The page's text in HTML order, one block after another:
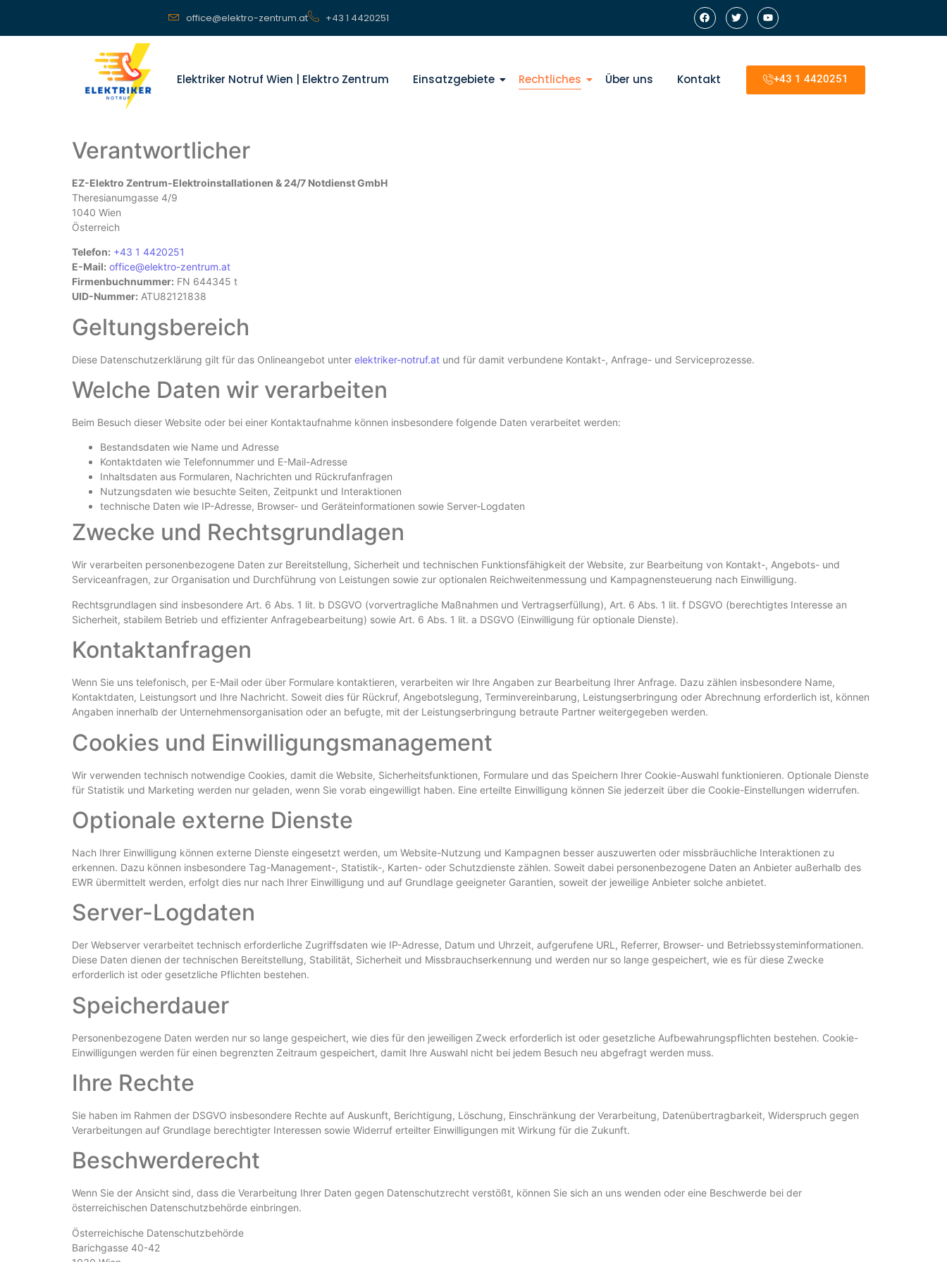
office@elektro-zentrum.at +43 1 4420251
Elektriker Notruf Wien | Elektro Zentrum Einsatzgebiete Rechtliches Über uns Kontakt +43 1 4420251
Verantwortlicher
EZ-Elektro Zentrum-Elektroinstallationen & 24/7 Notdienst GmbH
Theresianumgasse 4/9
1040 Wien
Österreich
Telefon: +43 1 4420251
E-Mail: office@elektro-zentrum.at
Firmenbuchnummer: FN 644345 t
UID-Nummer: ATU82121838
Geltungsbereich
Diese Datenschutzerklärung gilt für das Onlineangebot unter elektriker-notruf.at und für damit verbundene Kontakt-, Anfrage- und Serviceprozesse.
Welche Daten wir verarbeiten
Beim Besuch dieser Website oder bei einer Kontaktaufnahme können insbesondere folgende Daten verarbeitet werden:
Bestandsdaten wie Name und Adresse
Kontaktdaten wie Telefonnummer und E-Mail-Adresse
Inhaltsdaten aus Formularen, Nachrichten und Rückrufanfragen
Nutzungsdaten wie besuchte Seiten, Zeitpunkt und Interaktionen
technische Daten wie IP-Adresse, Browser- und Geräteinformationen sowie Server-Logdaten
Zwecke und Rechtsgrundlagen
Wir verarbeiten personenbezogene Daten zur Bereitstellung, Sicherheit und technischen Funktionsfähigkeit der Website, zur Bearbeitung von Kontakt-, Angebots- und
Serviceanfragen, zur Organisation und Durchführung von Leistungen sowie zur optionalen Reichweitenmessung und Kampagnensteuerung nach Einwilligung.
Rechtsgrundlagen sind insbesondere Art. 6 Abs. 1 lit. b DSGVO (vorvertragliche Maßnahmen und Vertragserfüllung), Art. 6 Abs. 1 lit. f DSGVO (berechtigtes Interesse an
Sicherheit, stabilem Betrieb und effizienter Anfragebearbeitung) sowie Art. 6 Abs. 1 lit. a DSGVO (Einwilligung für optionale Dienste).
Kontaktanfragen
Wenn Sie uns telefonisch, per E-Mail oder über Formulare kontaktieren, verarbeiten wir Ihre Angaben zur Bearbeitung Ihrer Anfrage. Dazu zählen insbesondere Name,
Kontaktdaten, Leistungsort und Ihre Nachricht. Soweit dies für Rückruf, Angebotslegung, Terminvereinbarung, Leistungserbringung oder Abrechnung erforderlich ist, können
Angaben innerhalb der Unternehmensorganisation oder an befugte, mit der Leistungserbringung betraute Partner weitergegeben werden.
Cookies und Einwilligungsmanagement
Wir verwenden technisch notwendige Cookies, damit die Website, Sicherheitsfunktionen, Formulare und das Speichern Ihrer Cookie-Auswahl funktionieren. Optionale Dienste
für Statistik und Marketing werden nur geladen, wenn Sie vorab eingewilligt haben. Eine erteilte Einwilligung können Sie jederzeit über die Cookie-Einstellungen widerrufen.
Optionale externe Dienste
Nach Ihrer Einwilligung können externe Dienste eingesetzt werden, um Website-Nutzung und Kampagnen besser auszuwerten oder missbräuchliche Interaktionen zu
erkennen. Dazu können insbesondere Tag-Management-, Statistik-, Karten- oder Schutzdienste zählen. Soweit dabei personenbezogene Daten an Anbieter außerhalb des
EWR übermittelt werden, erfolgt dies nur nach Ihrer Einwilligung und auf Grundlage geeigneter Garantien, soweit der jeweilige Anbieter solche anbietet.
Server-Logdaten
Der Webserver verarbeitet technisch erforderliche Zugriffsdaten wie IP-Adresse, Datum und Uhrzeit, aufgerufene URL, Referrer, Browser- und Betriebssysteminformationen.
Diese Daten dienen der technischen Bereitstellung, Stabilität, Sicherheit und Missbrauchserkennung und werden nur so lange gespeichert, wie es für diese Zwecke
erforderlich ist oder gesetzliche Pflichten bestehen.
Speicherdauer
Personenbezogene Daten werden nur so lange gespeichert, wie dies für den jeweiligen Zweck erforderlich ist oder gesetzliche Aufbewahrungspflichten bestehen. Cookie-
Einwilligungen werden für einen begrenzten Zeitraum gespeichert, damit Ihre Auswahl nicht bei jedem Besuch neu abgefragt werden muss.
Ihre Rechte
Sie haben im Rahmen der DSGVO insbesondere Rechte auf Auskunft, Berichtigung, Löschung, Einschränkung der Verarbeitung, Datenübertragbarkeit, Widerspruch gegen
Verarbeitungen auf Grundlage berechtigter Interessen sowie Widerruf erteilter Einwilligungen mit Wirkung für die Zukunft.
Beschwerderecht
Wenn Sie der Ansicht sind, dass die Verarbeitung Ihrer Daten gegen Datenschutzrecht verstößt, können Sie sich an uns wenden oder eine Beschwerde bei der
österreichischen Datenschutzbehörde einbringen.
Österreichische Datenschutzbehörde
Barichgasse 40-42